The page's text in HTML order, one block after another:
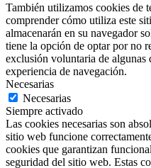
También utilizamos cookies de
comprender cómo utiliza este
almacenarán en su navegador
tiene la opción de optar por no
exclusión voluntaria de algunas
experiencia de navegación.
Necesarias
Necesarias
Siempre activado
Las cookies necesarias son
sitio web funcione
cookies que garantizan
seguridad del sitio web. Estas